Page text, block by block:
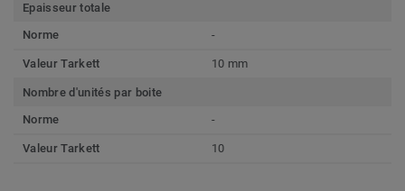
Epaisseur totale
Norme
-
Valeur Tarkett 10 mm
Nombre d'unités par boite
Norme
-
Valeur Tarkett 10